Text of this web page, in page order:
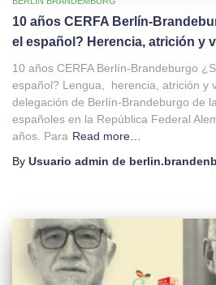
10 años CERFA Berlín-
el español? Herencia, atrición y
10 años CERFA Berlín-Brandeburgo
español? Lengua, herencia, atrición y
delegación de Berlín-Brandeburgo de
españoles en la República Federal
años. Para Read more…
By Usuario admin de